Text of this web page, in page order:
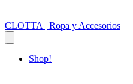
CLOTTA | Ropa y Accesorios
Shop!